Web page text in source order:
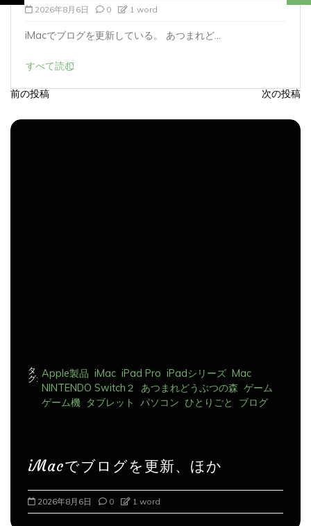
2026年8月5日 0 1 word
iMacでブログを更新している。 あつまれど...
すべて読む
投
稿
前の投稿 次の投稿
タ
グ: Apple製品 iMac iPad Pro iPadシリーズ Mac
NINTENDO Switch２
あつまれどうぶつの森 ゲーム
ゲーム機 タブレット パソコン ひとりごと ブログ
iMacでブログを更新、ほか
2026年8月7日 0 1 word